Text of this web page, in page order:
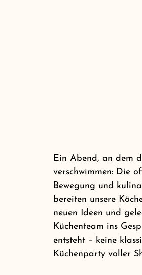
Ein Abend, an dem
verschwimmen: Die
Bewegung und
bereiten unsere
neuen Ideen und
Küchenteam ins
entsteht – keine
Küchenparty voller